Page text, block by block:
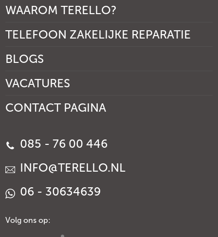
WAAROM TERELLO?
TELEFOON ZAKELIJKE REPARATIE
BLOGS
VACATURES
CONTACT PAGINA
085 - 76 00 446
INFO@TERELLO.NL
06 - 30634639
Volg ons op: